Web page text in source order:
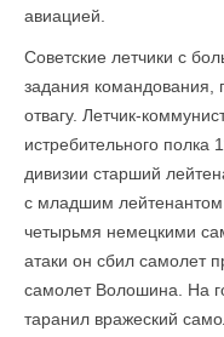
авиацией.
Советские летчики с
задания командования,
отвагу. Летчик-
истребительного полка
дивизии старший
с младшим
четырьмя немецкими
атаки он сбил самолет
самолет Волошина. На
таранил вражеский